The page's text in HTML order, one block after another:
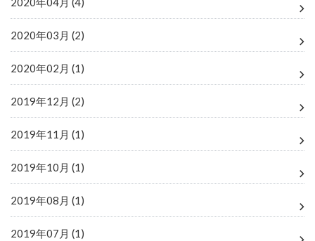
2020年03月 (2)
2020年02月 (1)
2019年12月 (2)
2019年11月 (1)
2019年10月 (1)
2019年08月 (1)
2019年07月 (1)